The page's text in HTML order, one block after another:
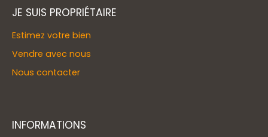
JE SUIS PROPRIÉTAIRE
Estimez votre bien
Vendre avec nous
Nous contacter
INFORMATIONS